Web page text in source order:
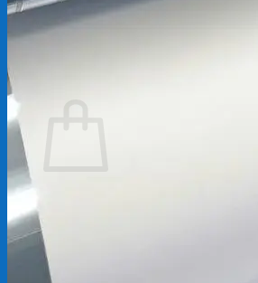
Quay trở lại cửa hàng
Quay trở lại cửa hàng